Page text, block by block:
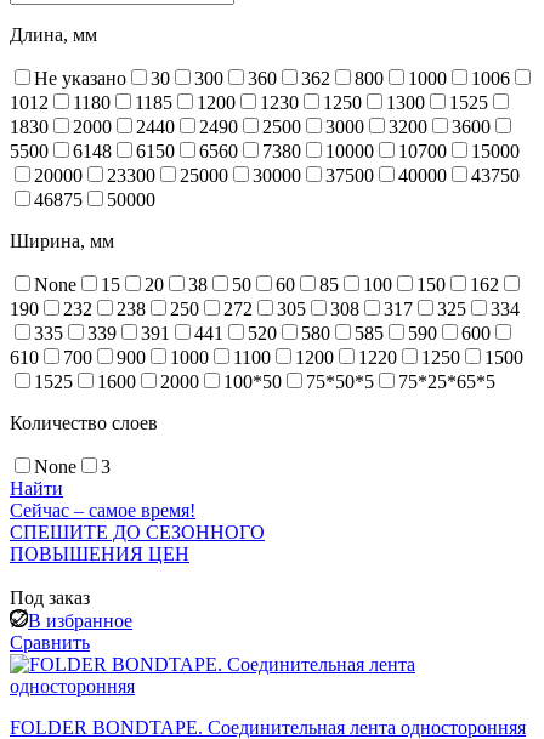
Длина, мм
Не указано 30 300 360 362 800 1000
1006
1012
1180 1185 1200 1230 1250 1300
1525
1830
2000 2440 2490 2500 3000 3200
3600
5500
6148 6150 6560 7380 10000 10700
15000
20000
23300 25000 30000 37500 40000
43750
46875
50000
Ширина, мм
None 15 20 38 50 60 85 100 150
162
190
232 238 250 272 305 308 317 325
334
335
339 391 441 520 580 585 590
600
610
700 900 1000 1100 1200 1220 1250
1500
1525
1600 2000 100*50 75*50*5
75*25*65*5
Количество слоев
None
3
Найти
Сейчас – самое время!
СПЕШИТЕ ДО СЕЗОННОГО
ПОВЫШЕНИЯ ЦЕН
Под заказ
В избранное
Сравнить
FOLDER BONDTAPE. Соединительная лента односторонняя